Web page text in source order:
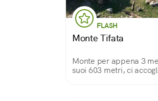
FLASH
Monte Tifata
Monte per appena 3
suoi 603 metri, ci